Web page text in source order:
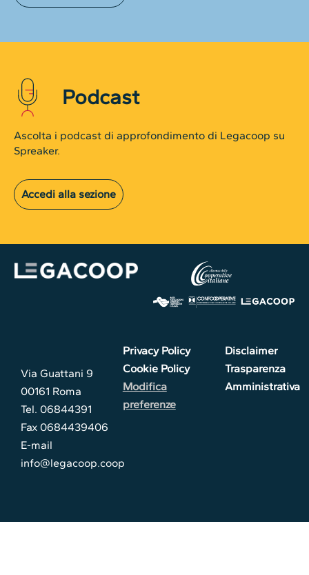
Podcast
Ascolta i podcast di approfondimento di Legacoop su
Spreaker.
Accedi alla sezione
Via Guattani 9
00161 Roma
Tel. 06844391
Fax 0684439406
E-mail
info@legacoop.coop
Privacy Policy
Cookie Policy
Modifica
preferenze
Disclaimer
Trasparenza
Amministrativa